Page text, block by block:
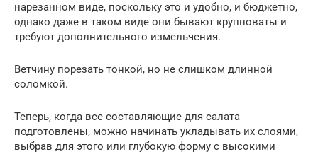
нарезанном виде, поскольку это и удобно, и бюджетно,
однако даже в таком виде они бывают крупноваты и
требуют дополнительного измельчения.
Ветчину порезать тонкой, но не слишком длинной
соломкой.
Теперь, когда все составляющие для салата
подготовлены, можно начинать укладывать их слоями,
выбрав для этого или глубокую форму с высокими